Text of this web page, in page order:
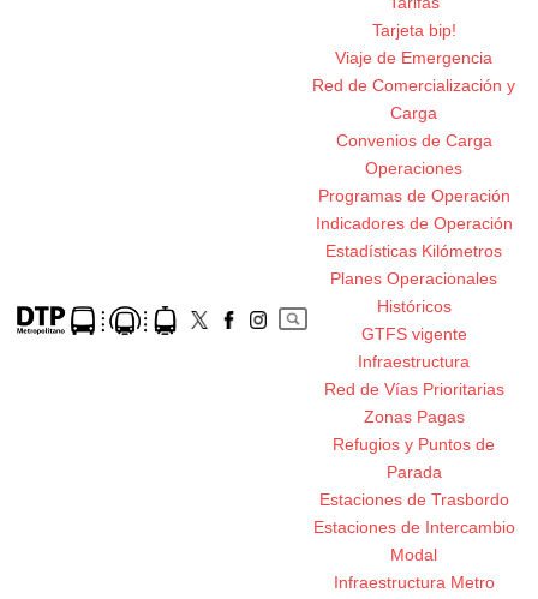
Tarjeta bip!
Viaje de Emergencia
Red de Comercialización y
Carga
Convenios de Carga
Operaciones
Programas de Operación
Indicadores de Operación
Estadísticas Kilómetros
Planes Operacionales
Históricos
GTFS vigente
Infraestructura
Red de Vías Prioritarias
Zonas Pagas
Refugios y Puntos de
Parada
Estaciones de Trasbordo
Estaciones de Intercambio
Modal
Infraestructura Metro